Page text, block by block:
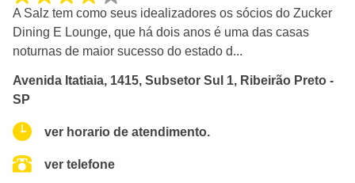
A Salz tem como seus idealizadores os sócios do Zucker
Dining E Lounge, que há dois anos é uma das casas
noturnas de maior sucesso do estado d...
Avenida Itatiaia, 1415, Subsetor Sul 1, Ribeirão Preto -
SP
ver horario de atendimento.
ver telefone